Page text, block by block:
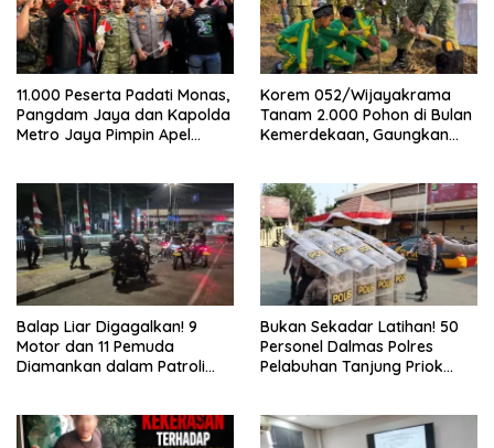
11.000 Peserta Padati Monas,
Pangdam Jaya dan Kapolda
Metro Jaya Pimpin Apel
Korem 052/Wijayakrama
Tanam 2.000 Pohon di Bulan
Kemerdekaan, Gaungkan
Balap Liar Digagalkan! 9
Motor dan 11 Pemuda
Diamankan dalam Patroli
Bukan Sekadar Latihan! 50
Personel Dalmas Polres
Pelabuhan Tanjung Priok